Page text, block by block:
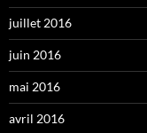
juillet 2016
juin 2016
mai 2016
avril 2016